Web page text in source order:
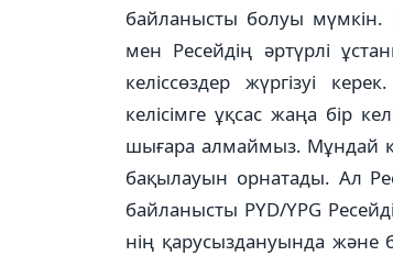
байланыс­ты болуы
мен Ресейдің әртүрлі
келіссөздер жүргізуі
келісімге ұқсас жаңа бір
шығара алмаймыз. Мұндай
ба­қылауын орнатады. Ал
байла­нысты PYD/YPG
нің қа­ру­сыздануында және